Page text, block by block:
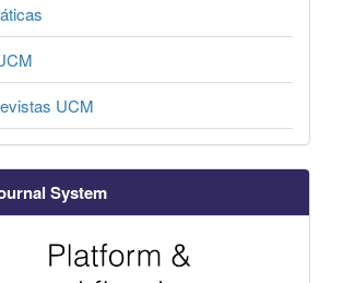
UCM
System